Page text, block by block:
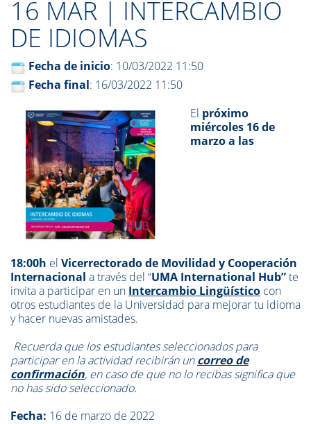
16 MAR | INTERCAMBIO
DE IDIOMAS
Fecha de inicio: 10/03/2022 11:50
Fecha final: 16/03/2022 11:50
El próximo
miércoles 16 de
marzo a las
18:00h el Vicerrectorado de Movilidad y Cooperación
Internacional a través del “UMA International Hub”te
invita a participar en un Intercambio Lingüístico con
otros estudiantes de la Universidad para mejorar tu idioma
y hacer nuevas amistades.
Recuerdaque los estudiantes seleccionados para
participar en la actividad recibirán uncorreo de
confirmación, en caso de que no lo recibas significa que
no has sido seleccionado.
Fecha: 16 de marzo de 2022